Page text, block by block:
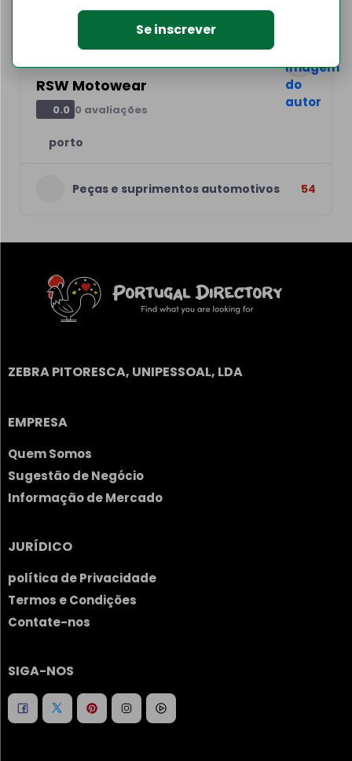
RSW Motowear
0.0 0 avaliações
porto
Peças e suprimentos automotivos 54
ZEBRA PITORESCA, UNIPESSOAL, LDA
EMPRESA
Quem Somos
Sugestão de Negócio
Informação de Mercado
JURÍDICO
política de Privacidade
Termos e Condições
Contate-nos
SIGA-NOS
Se inscrever